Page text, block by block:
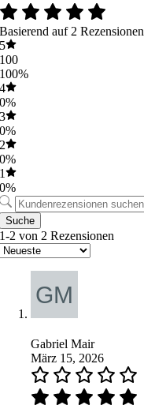
Basierend auf 2 Rezensionen
5
100
100%
4
0%
3
0%
2
0%
1
0%
Suche
1-2 von 2 Rezensionen
Gabriel Mair
März 15, 2026